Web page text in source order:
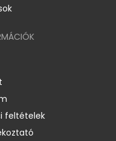
feltételek